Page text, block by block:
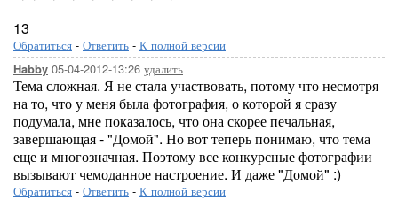
13
Обратиться - Ответить - К полной версии
Habby 05-04-2012-13:26 удалить
Тема сложная. Я не стала участвовать, потому что несмотря
на то, что у меня была фотография, о которой я сразу
подумала, мне показалось, что она скорее печальная,
завершающая - "Домой". Но вот теперь понимаю, что тема
еще и многозначная. Поэтому все конкурсные фотографии
вызывают чемоданное настроение. И даже "Домой" :)
Обратиться - Ответить - К полной версии